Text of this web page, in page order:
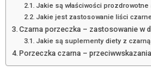
Jakie są właściwości
Jakie jest zastosowanie liści
Czarna porzeczka – zastosowanie w
Jakie są suplementy diety z
Porzeczka czarna –